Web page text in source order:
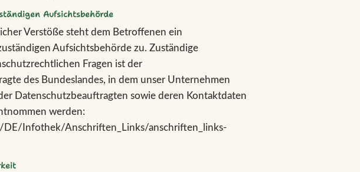
Aufsichtsbehörde
Verstöße steht dem Betroffenen ein
Aufsichtsbehörde zu. Zuständige
Fragen ist der
des Bundeslandes, in dem unser Unternehmen
Datenschutzbeauftragten sowie deren Kontaktdaten
werden:
Infothek/Anschriften_Links/anschriften_links-